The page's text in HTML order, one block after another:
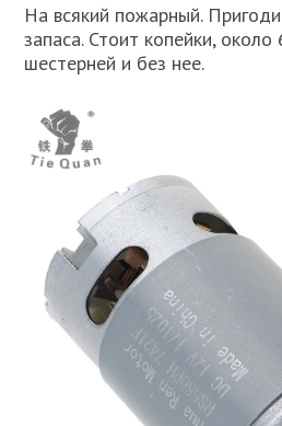
На всякий пожарный.
запаса. Стоит копейки, около
шестерней и без нее.